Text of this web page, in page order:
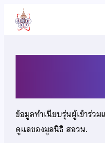
เนื้อหา
ข้อมูลทำเนียบรุ่นผู้เข้าร่ว
ดูแลของมูลนิธิ สอวน.